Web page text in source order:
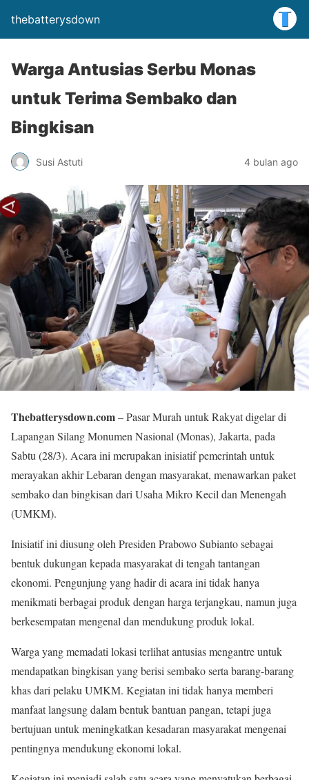
thebatterysdown
Warga Antusias Serbu Monas
untuk Terima Sembako dan
Bingkisan
Susi Astuti 4 bulan ago
Thebatterysdown.com– Pasar Murah untuk Rakyat digelar di
Lapangan Silang Monumen Nasional (Monas), Jakarta, pada
Sabtu (28/3). Acara ini merupakan inisiatif pemerintah untuk
merayakan akhir Lebaran dengan masyarakat, menawarkan paket
sembako dan bingkisan dari Usaha Mikro Kecil dan Menengah
(UMKM).
Inisiatif ini diusung oleh Presiden Prabowo Subianto sebagai
bentuk dukungan kepada masyarakat di tengah tantangan
ekonomi. Pengunjung yang hadir di acara ini tidak hanya
menikmati berbagai produk dengan harga terjangkau, namun juga
berkesempatan mengenal dan mendukung produk lokal.
Warga yang memadati lokasi terlihat antusias mengantre untuk
mendapatkan bingkisan yang berisi sembako serta barang-barang
khas dari pelaku UMKM. Kegiatan ini tidak hanya memberi
manfaat langsung dalam bentuk bantuan pangan, tetapi juga
bertujuan untuk meningkatkan kesadaran masyarakat mengenai
pentingnya mendukung ekonomi lokal.